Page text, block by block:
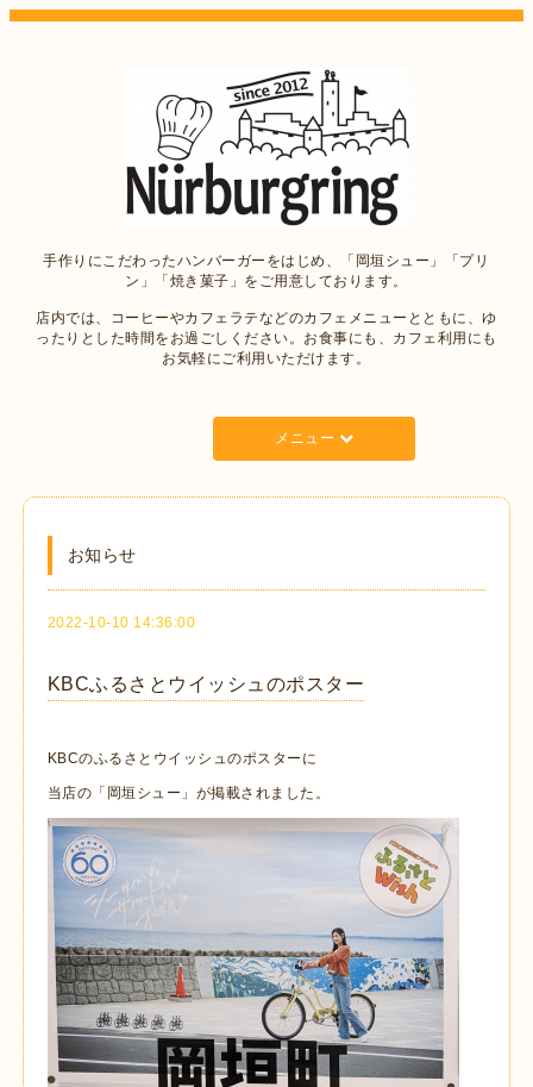
手作りにこだわったハンバーガーをはじめ、「岡垣シュー」「プリ
ン」「焼き菓子」をご用意しております。
店内では、コーヒーやカフェラテなどのカフェメニューとともに、ゆ
ったりとした時間をお過ごしください。お食事にも、カフェ利用にも
お気軽にご利用いただけます。
メニュー
お知らせ
2022-10-10 14:36:00
KBCふるさとウイッシュのポスター
KBCのふるさとウイッシュのポスターに
当店の「岡垣シュー」が掲載されました。